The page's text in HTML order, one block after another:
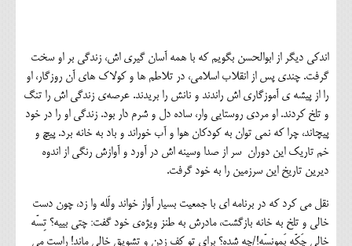
اندکی دیگر از ابوالحسن بگویم که با همه آسان گیری اش، زندگی بر او سخت
گرفت. چندی پس از انقلاب اسلامی، در تلاطم ها و کولاک های آن روزگار، او
را از پیشه ی آموزگاری اش راندند و نانش را بریدند. عرصه‌ی زندگی اش را تنگ
و تلخ کردند. او مردی روستایی وار، ساده دل و شرم دار بود. زندگی او را در خود
پیچاند، چرا که نمی توان به کودکان هوا و آب خوراند و باد به خانه برد. پیچ و
خم تاریک این دوران سر از صدا وسینه اش در آورد و آوازش رنگی از اندوه
دیرین تاریخ این سرزمین را به خود گرفت.
نقل می کرد که در برنامه ای با جمعیت بسیار آواز خواند ولَله وا زد، چون دست
خالی و تلخ به خانه بازگشت، مادرش به طنز ویژه‌ی خود گفت: چتی بییه؟ تِسّه
خالی چَکّه بَمونِسّه!/چه شده؟ برای تو کف زدن و تشویق خالی ماند! راست می